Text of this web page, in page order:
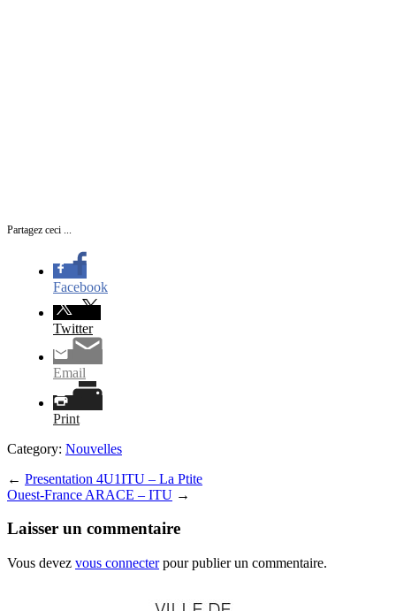
Partagez ceci ...
Facebook
Twitter
Email
Print
Category: Nouvelles
← Presentation 4U1ITU – La Ptite
Ouest-France ARACE – ITU →
Laisser un commentaire
Vous devez vous connecterpour publier un commentaire.